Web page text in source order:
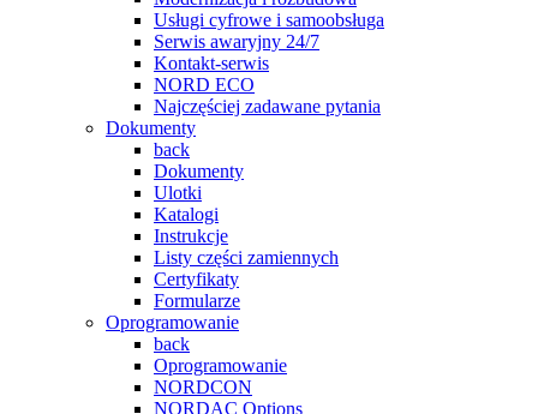
Usługi cyfrowe i samoobsługa
Serwis awaryjny 24/7
Kontakt-serwis
NORD ECO
Najczęściej zadawane pytania
Dokumenty
back
Dokumenty
Ulotki
Katalogi
Instrukcje
Listy części zamiennych
Certyfikaty
Formularze
Oprogramowanie
back
Oprogramowanie
NORDCON
NORDAC Options